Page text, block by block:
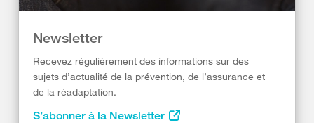
Newsletter
Recevez régulièrement des informations sur des
sujets d’actualité de la prévention, de l’assurance et
de la réadaptation.
S’abonner à la Newsletter